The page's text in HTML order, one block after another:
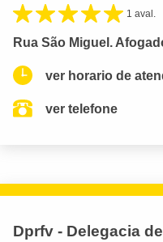
1 aval.
Rua São Miguel.
ver horario de
ver telefone
Dprfv - Delegacia